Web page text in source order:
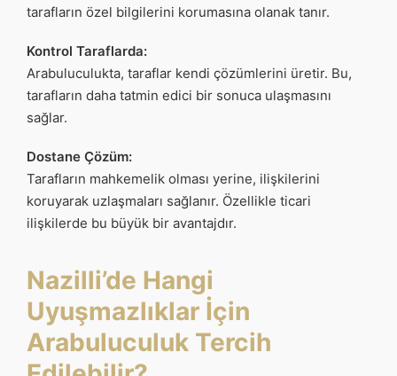
tarafların özel bilgilerini korumasına olanak tanır.
Kontrol Taraflarda:
Arabuluculukta, taraflar kendi çözümlerini üretir. Bu,
tarafların daha tatmin edici bir sonuca ulaşmasını
sağlar.
Dostane Çözüm:
Tarafların mahkemelik olması yerine, ilişkilerini
koruyarak uzlaşmaları sağlanır. Özellikle ticari
ilişkilerde bu büyük bir avantajdır.
Nazilli’de Hangi
Uyuşmazlıklar İçin
Arabuluculuk Tercih